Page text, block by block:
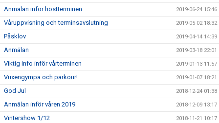
Anmälan inför höstterminen 2019-06-24 15:46
Våruppvisning och terminsavslutning 2019-05-02 18:32
Påsklov 2019-04-14 14:39
Anmälan 2019-03-18 22:01
Viktig info inför vårterminen 2019-01-13 11:57
Vuxengympa och parkour! 2019-01-07 18:21
God Jul 2018-12-24 01:38
Anmälan inför våren 2019 2018-12-09 13:17
Vintershow 1/12 2018-11-21 10:17